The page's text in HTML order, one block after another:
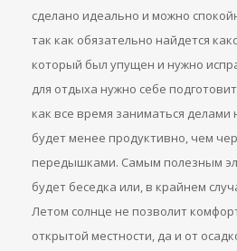
сделано идеально и можно
так как обязательно найдется
который был упущен и нужно
для отдыха нужно себе
как все время заниматься делами
будет менее продуктивно, чем
передышками. Самым полезным
будет беседка или, в крайнем
Летом солнце не позволит
открытой местности, да и от